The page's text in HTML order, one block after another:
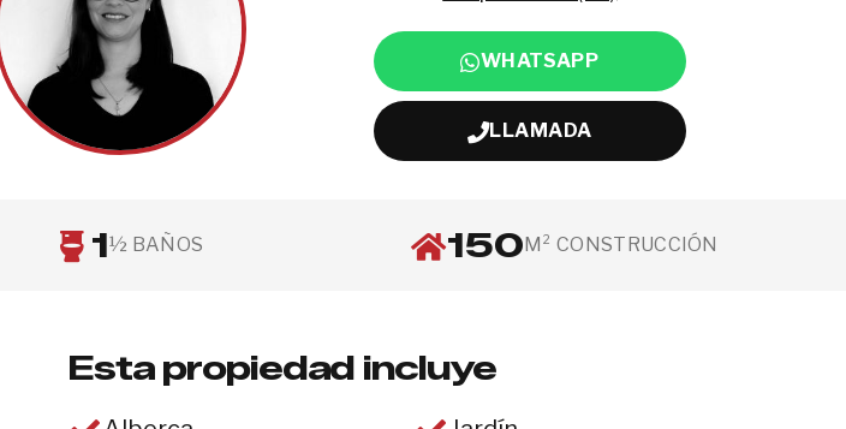
WHATSAPP
LLAMADA
1½ BAÑOS 150M² CONSTRUCCIÓN
Esta propiedad incluye